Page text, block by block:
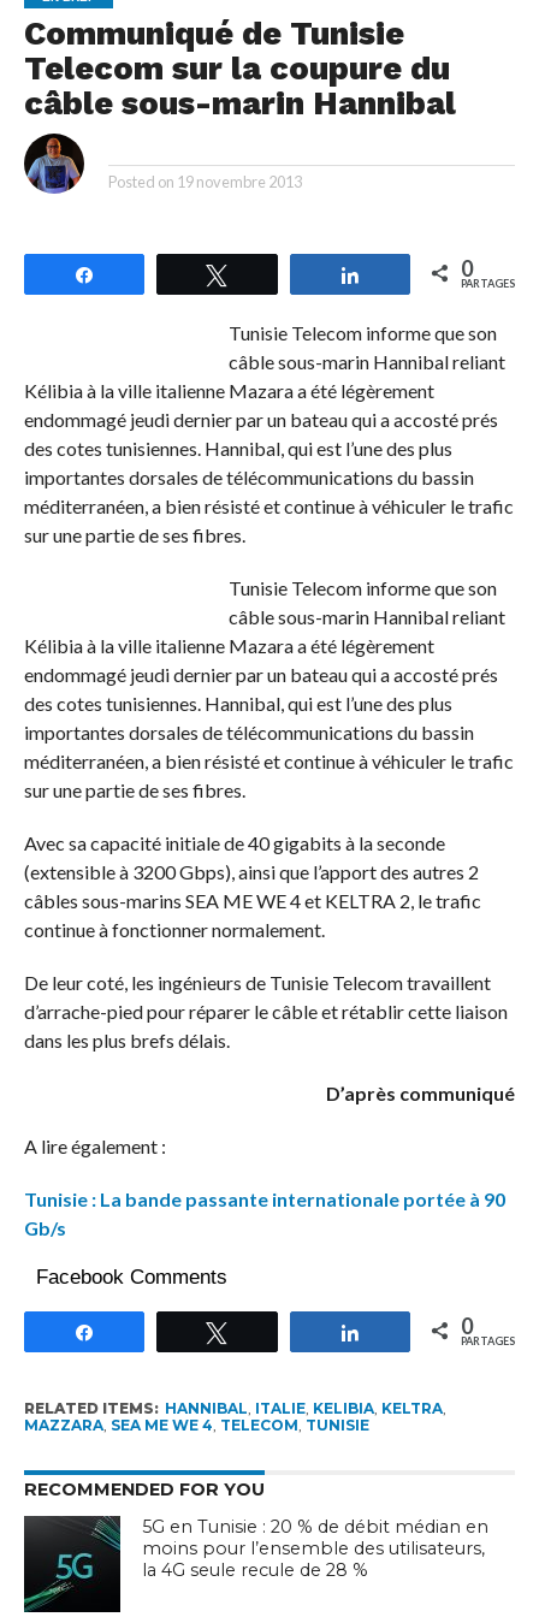
Communiqué de Tunisie
Telecom sur la coupure du
câble sous-marin Hannibal
Posted on 19 novembre 2013
Partagez 0
PARTAGES
Tunisie Telecom informe que son
câble sous-marin Hannibal reliant
Kélibia à la ville italienne Mazara a été légèrement
endommagé jeudi dernier par un bateau qui a accosté prés
des cotes tunisiennes. Hannibal, qui est l’une des plus
importantes dorsales de télécommunications du bassin
méditerranéen, a bien résisté et continue à véhiculer le trafic
sur une partie de ses fibres.
Tunisie Telecom informe que son
câble sous-marin Hannibal reliant
Kélibia à la ville italienne Mazara a été légèrement
endommagé jeudi dernier par un bateau qui a accosté prés
des cotes tunisiennes. Hannibal, qui est l’une des plus
importantes dorsales de télécommunications du bassin
méditerranéen, a bien résisté et continue à véhiculer le trafic
sur une partie de ses fibres.
Avec sa capacité initiale de 40 gigabits à la seconde
(extensible à 3200 Gbps), ainsi que l’apport des autres 2
câbles sous-marins SEA ME WE 4 et KELTRA 2, le trafic
continue à fonctionner normalement.
De leur coté, les ingénieurs de Tunisie Telecom travaillent
d’arrache-pied pour réparer le câble et rétablir cette liaison
dans les plus brefs délais.
D’après communiqué
A lire également :
Tunisie : La bande passante internationale portée à 90
Gb/s
Facebook Comments
Partagez 0
PARTAGES
RELATED ITEMS: HANNIBAL ITALIE, KELIBIA, KELTRA,
MAZZARA, SEA ME WE 4 TELECOM TUNISIE
RECOMMENDED FOR YOU
5G en Tunisie : 20 % de débit médian en
moins pour l’ensemble des utilisateurs,
la 4G seule recule de 28 %